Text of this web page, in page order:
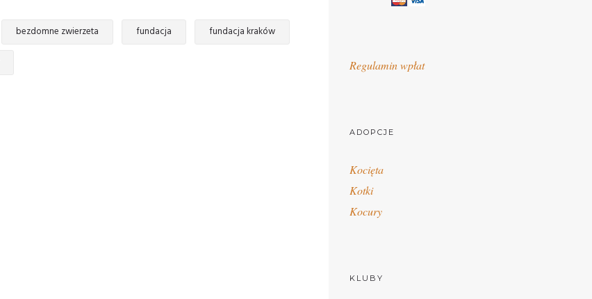
bezdomne zwierzeta fundacja fundacja kraków
Regulamin wpłat
ADOPCJE
Kocięta
Kotki
Kocury
KLUBY